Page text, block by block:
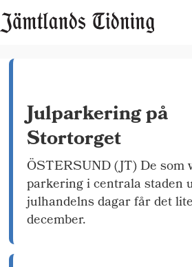
Etikett:
handel
Julparkering på
Stortorget
ÖSTERSUND (JT) De som
parkering i centrala staden
julhandelns dagar får det
december.